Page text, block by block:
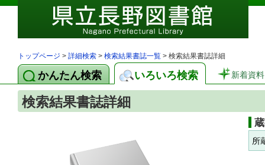
トップページ > 詳細検索 > 検索結果書誌一覧 > 検索結果書誌詳細
かんたん検索 いろいろ検索 新着資料
検索結果書誌詳細
所